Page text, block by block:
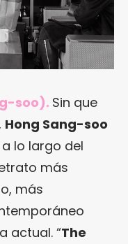
soo). Sin que
Hong Sang-soo
lo largo del
más
más
actual. “The